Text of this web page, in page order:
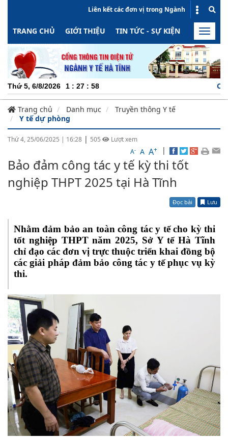
Liên kết các đơn vị trong Ngành
TRANG CHỦ GIỚI THIỆU TIN TỨC - SỰ KIỆN HOẠT
Toggle
Thứ 5, 6/8/2026 1 : 27 : 59
Trang chủ Danh mục
Truyền thông Y tế
Y tế dự phòng
Thứ 4, 25/06/2025 | 16:28 | 505
Lượt xem
A- A A+ |
Bảo đảm công tác y tế kỳ thi tốt
nghiệp THPT 2025 tại Hà Tĩnh
Đọc bài Lưu
Nhằm đảm bảo an toàn công tác y tế cho kỳ thi
tốt nghiệp THPT năm 2025, Sở Y tế Hà Tĩnh
chỉ đạo các đơn vị trực thuộc triển khai đồng bộ
các giải pháp đảm bảo công tác y tế phục vụ kỳ
thi.